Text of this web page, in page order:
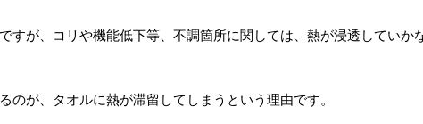
すが、コリや機能低下等、不調箇所に関しては、熱が浸透していか
のが、タオルに熱が滞留してしまうという理由です。